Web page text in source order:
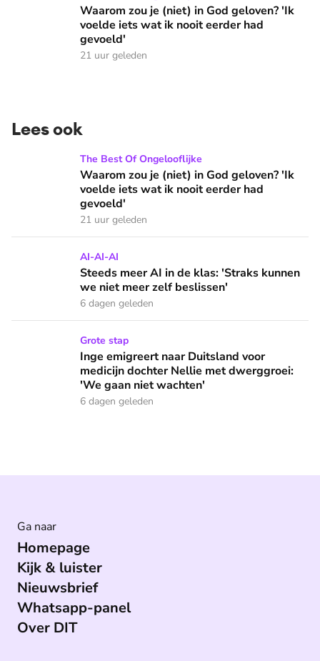
Waarom zou je (niet) in God geloven? 'Ik
voelde iets wat ik nooit eerder had
gevoeld'
21 uur geleden
Lees ook
Waarom zou je (niet) in God geloven? 'Ik voelde iets wat
The Best Of Ongelooflijke
Waarom zou je (niet) in God geloven? 'Ik
voelde iets wat ik nooit eerder had
gevoeld'
21 uur geleden
Steeds meer AI in de klas: 'Straks kunnen we niet meer
AI-AI-AI
Steeds meer AI in de klas: 'Straks kunnen
we niet meer zelf beslissen'
6 dagen geleden
Inge emigreert naar Duitsland voor medicijn dochter
Grote stap
Inge emigreert naar Duitsland voor
medicijn dochter Nellie met dwerggroei:
'We gaan niet wachten'
6 dagen geleden
Ga naar
Homepage
Kijk & luister
Nieuwsbrief
Whatsapp-panel
Over DIT